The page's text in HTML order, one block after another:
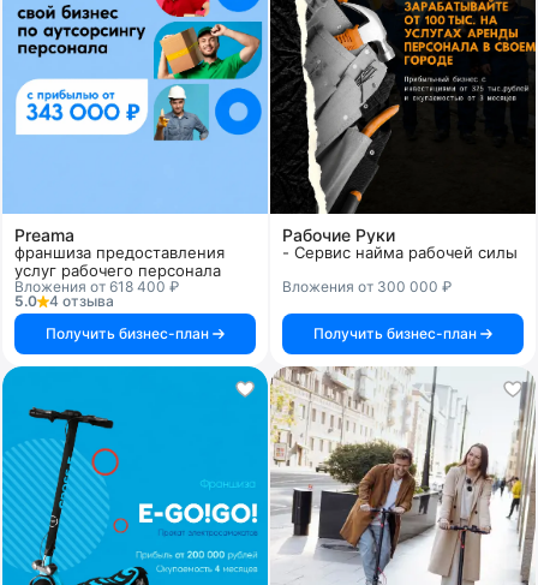
Preama
франшиза предоставления
услуг рабочего персонала
Вложения от 618 400 ₽
5.0
4 отзыва
Получить бизнес-план
Рабочие Руки
- Сервис найма рабочей силы
Вложения от 300 000 ₽
Получить бизнес-план